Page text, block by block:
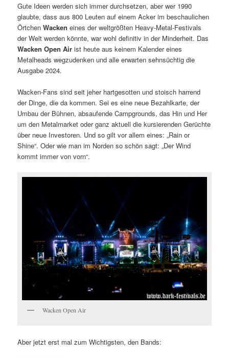
Gute Ideen werden sich immer durchsetzen, aber wer 1990
glaubte, dass aus 800 Leuten auf einem Acker im beschaulichen
ÖrtchenWacken eines der weltgrößten Heavy-Metal-Festivals
der Welt werden könnte, war wohl definitiv in der Minderheit. Das
Wacken Open Air ist heute aus keinem Kalender eines
Metalheads wegzudenken und alle erwarten sehnsüchtig die
Ausgabe 2024.
Wacken-Fans sind seit jeher hartgesotten und stoisch harrend
der Dinge, die da kommen. Sei es eine neue Bezahlkarte, der
Umbau der Bühnen, absaufende Campgrounds, das Hin und Her
um den Metalmarket oder ganz aktuell die kursierenden Gerüchte
über neue Investoren. Und so gilt vor allem eines: „Rain or
Shine“. Oder wie man im Norden so schön sagt: „Der Wind
kommt immer von vorn“.
Wacken Open Air
Aber jetzt erst mal zum Wichtigsten, den Bands: